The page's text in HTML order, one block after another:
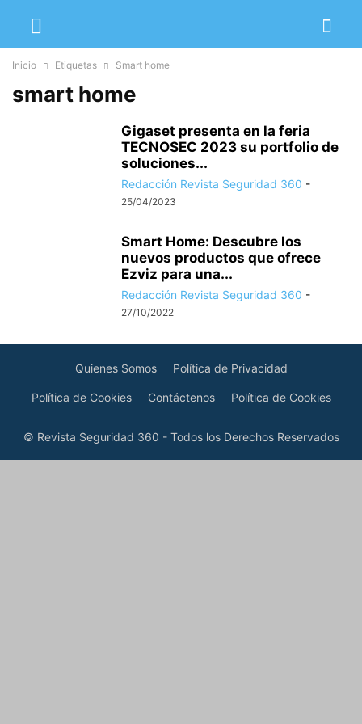
Inicio Etiquetas Smart home
smart home
Gigaset presenta en la feria
TECNOSEC 2023 su portfolio de
soluciones...
Redacción Revista Seguridad 360 -
25/04/2023
Smart Home: Descubre los
nuevos productos que ofrece
Ezviz para una...
Redacción Revista Seguridad 360 -
27/10/2022
Quienes Somos Política de Privacidad
Política de Cookies Contáctenos Política de Cookies
© Revista Seguridad 360 - Todos los Derechos Reservados